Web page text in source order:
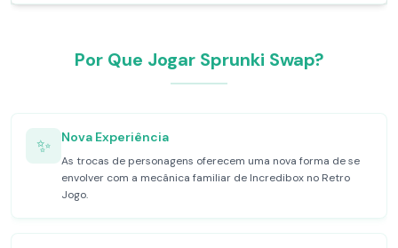
Por Que Jogar Sprunki Swap?
✨ Nova Experiência
As trocas de personagens oferecem uma nova forma de se
envolver com a mecânica familiar de Incredibox no Retro
Jogo.